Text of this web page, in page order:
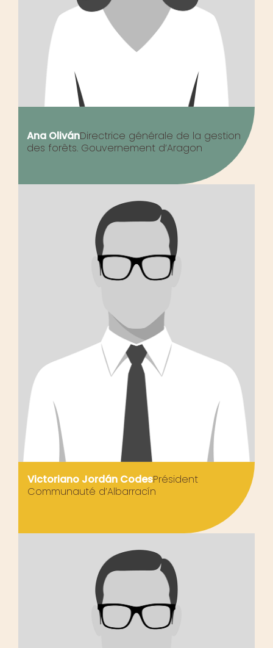
Ana OlivánDirectrice générale de la gestion
des forêts.Gouvernement d’Aragon
Victoriano Jordán CodesPrésident
Communauté d’Albarracín